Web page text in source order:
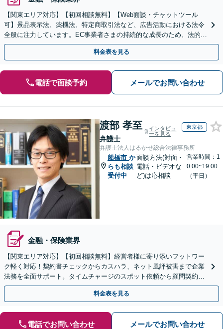
【関東エリア対応】【初回相談無料】【Web面談・チャットツール
可】景品表示法、薬機法、特定商取引法など、広告活動における法令
全般に注力しています。EC事業者さまの持続的な成長のため、法的観
点から徹底的にサポートいたします【休日・夜間面談可】
料金表を見る
電話で面談予約 メールでお問い合わせ
渡部 孝至
弁護士
インタビュ
ーを見る
東京都
弁護士法人はるかぜ総合法律事務所
船橋市 か
らも相談
受付中
面談方法(対面・
電話・ビデオな
ど)は応相談
営業時間：1
0:00~19:00
（平日）
金融・保険業界
【関東エリア対応】【初回相談無料】経営者様に寄り添いフットワー
ク軽く対応！契約書チェックからカスハラ、ネット風評被害まで企業
法務を全面サポート。タイムチャージのスポット依頼から顧問契約ま
で柔軟に対応します。雑談から解決の糸口が見つかることも
料金表を見る
電話でお問い合わせ メールでお問い合わせ